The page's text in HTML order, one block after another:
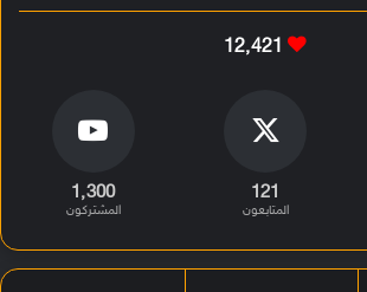
12٬421
121
المتابعون
1٬300
المشتركون